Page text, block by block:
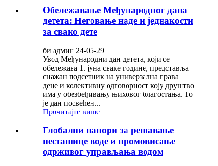
Обележавање Међународног дана
детета: Неговање наде и једнакости
за свако дете
би админ 24-05-29
Увод Међународни дан детета, који се
обележава 1. јуна сваке године, представља
снажан подсетник на универзална права
деце и колективну одговорност коју друштво
има у обезбеђивању њиховог благостања. То
је дан посвећен...
Прочитајте више
Глобални напори за решавање
несташице воде и промовисање
одрживог управљања водом